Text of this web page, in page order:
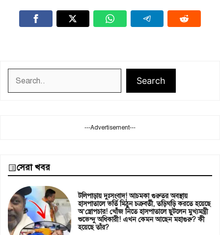
Search
---Advertisement---
সেরা খবর
টলিপাড়ায় দুঃসংবাদ! আচমকা গুরুতর অবস্থায়
হাসপাতালে ভর্তি মিঠুন চক্রবর্তী, তড়িঘড়ি করতে হয়েছে
অ’স্ত্রোপচার! খোঁজ নিতে হাসপাতালে ছুটলেন মুখ্যমন্ত্রী
শুভেন্দু অধিকারী! এখন কেমন আছেন মহাগুরু? কী
হয়েছে তাঁর?